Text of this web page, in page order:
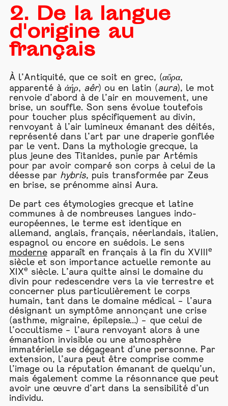
2. De la langue
d'origine au
français
À l’Antiquité, que ce soit en grec, (αὔρα,
apparenté à ἀήρ, aêr) ou en latin (aura), le mot
renvoie d’abord à de l’air en mouvement, une
brise, un souffle. Son sens évolue toutefois
pour toucher plus spécifiquement au divin,
renvoyant à l’air lumineux émanant des déités,
représenté dans l’art par une draperie gonflée
par le vent. Dans la mythologie grecque, la
plus jeune des Titanides, punie par Artémis
pour par avoir comparé son corps à celui de la
déesse par hybris, puis transformée par Zeus
en brise, se prénomme ainsi Aura.
De part ces étymologies grecque et latine
communes à de nombreuses langues indo-
européennes, le terme est identique en
allemand, anglais, français, néerlandais, italien,
espagnol ou encore en suédois. Le sens
moderneapparaît en français à la fin du XVIII e
siècle et son importance actuelle remonte au
XIXe
siècle. L’aura quitte ainsi le domaine du
divin pour redescendre vers la vie terrestre et
concerner plus particulièrement le corps
humain, tant dans le domaine médical – l’aura
désignant un symptôme annonçant une crise
(asthme, migraine, épilepsie…) – que celui de
l’occultisme – l’aura renvoyant alors à une
émanation invisible ou une atmosphère
immatérielle se dégageant d’une personne. Par
extension, l’aura peut être comprise comme
l’image ou la réputation émanant de quelqu’un,
mais également comme la résonnance que peut
avoir une œuvre d’art dans la sensibilité d’un
individu.